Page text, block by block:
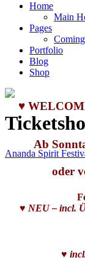
Home
Main
Pages
Portfolio
Blog
Shop
Ananda Spirit
♥
Ab
oder
♥ NEU– incl.
♥